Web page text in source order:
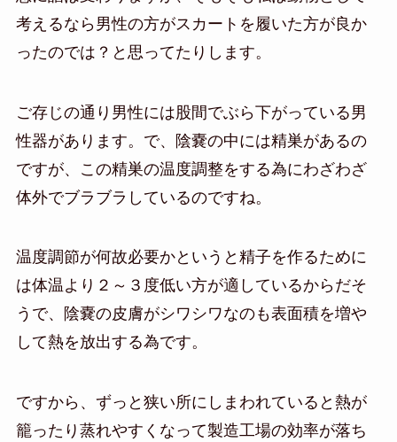
考えるなら男性の方がスカートを履いた方が良か
ったのでは？と思ってたりします。
ご存じの通り男性には股間でぶら下がっている男
性器があります。で、陰嚢の中には精巣があるの
ですが、この精巣の温度調整をする為にわざわざ
体外でブラブラしているのですね。
温度調節が何故必要かというと精子を作るために
は体温より２～３度低い方が適しているからだそ
うで、陰嚢の皮膚がシワシワなのも表面積を増や
して熱を放出する為です。
ですから、ずっと狭い所にしまわれていると熱が
籠ったり蒸れやすくなって製造工場の効率が落ち